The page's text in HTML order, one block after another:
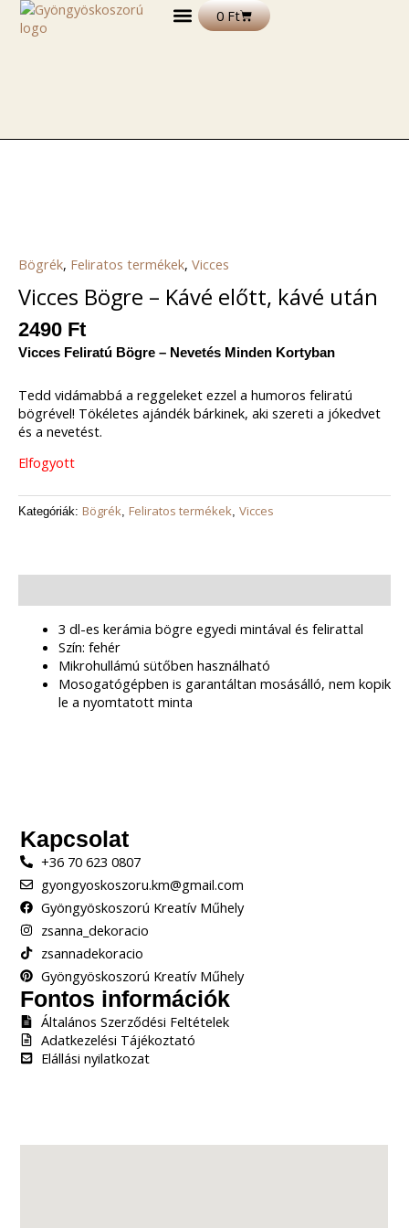
Skip
0FtKosár
Bögrék, Feliratos termékek, Vicces
Vicces Bögre – Kávé előtt, kávé után
2490 Ft
Vicces Feliratú Bögre – Nevetés Minden Kortyban
Tedd vidámabbá a reggeleket ezzel a humoros feliratú
bögrével! Tökéletes ajándék bárkinek, aki szereti a jókedvet
és a nevetést.
Elfogyott
Kategóriák: Bögrék, Feliratos termékek, Vicces
3 dl-es kerámia bögre egyedi mintával és felirattal
Szín: fehér
Mikrohullámú sütőben használható
Mosogatógépben is garantáltan mosásálló, nem kopik
le a nyomtatott minta
Kapcsolat
+36 70 623 0807
gyongyoskoszoru.km@gmail.com
Gyöngyöskoszorú Kreatív Műhely
zsanna_dekoracio
zsannadekoracio
Gyöngyöskoszorú Kreatív Műhely
Fontos információk
Általános Szerződési Feltételek
Adatkezelési Tájékoztató
Elállási nyilatkozat